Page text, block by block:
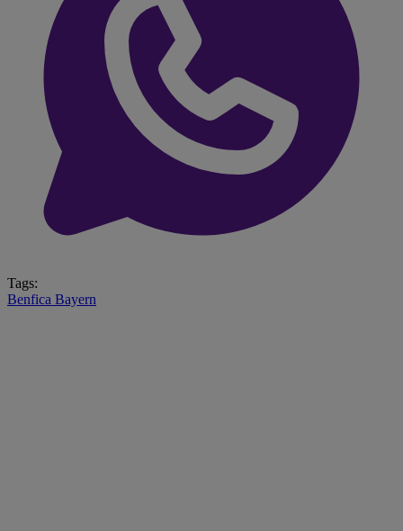
Tags:
Benfica Bayern